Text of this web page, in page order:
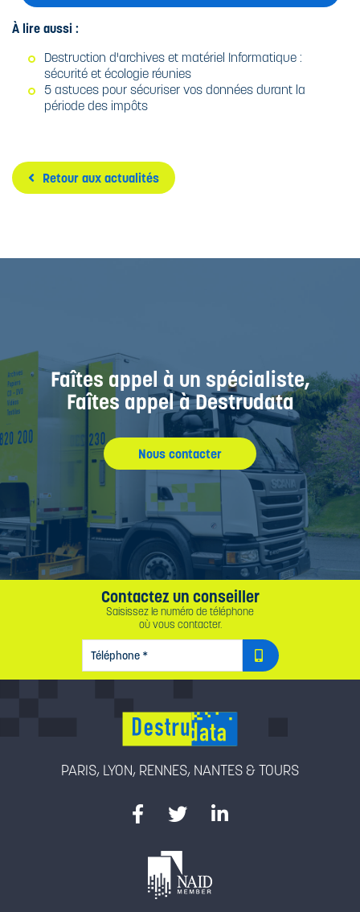
À lire aussi :
Destruction d'archives et matériel Informatique :
sécurité et écologie réunies
5 astuces pour sécuriser vos données durant la
période des impôts
Retour aux actualités
Faîtes appel à un spécialiste,
Faîtes appel à Destrudata
Nous contacter
Contactez un conseiller
Saisissez le numéro de téléphone
où vous contacter.
TÉLÉPHONE*
PARIS, LYON, RENNES, NANTES & TOURS